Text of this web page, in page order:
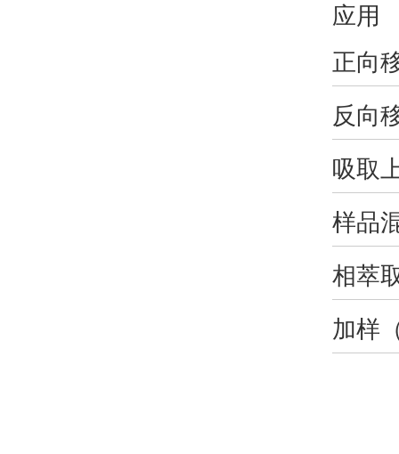
应用
正向
反向
吸取
样品
相萃
加样